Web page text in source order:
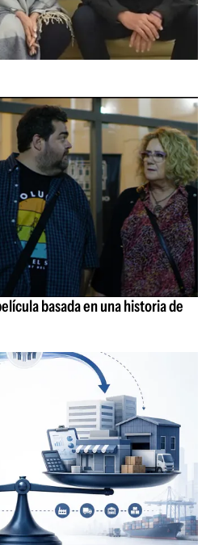
basada en una historia de